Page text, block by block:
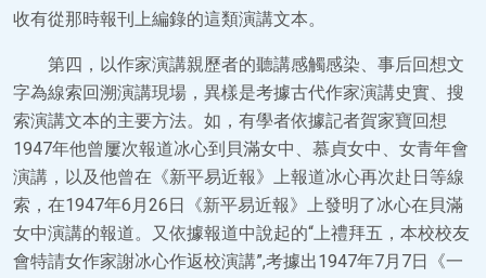
收有從那時報刊上編錄的這類演講文本。
第四，以作家演講親歷者的聽講感觸感染、事后回想文
字為線索回溯演講現場，異樣是考據古代作家演講史實、搜
索演講文本的主要方法。如，有學者依據記者賀家寶回想
1947年他曾屢次報道冰心到貝滿女中、慕貞女中、女青年會
演講，以及他曾在《新平易近報》上報道冰心再次赴日等線
索，在1947年6月26日《新平易近報》上發明了冰心在貝滿
女中演講的報道。又依據報道中說起的“上禮拜五，本校校友
會特請女作家謝冰心作返校演講”,考據出1947年7月7日《一